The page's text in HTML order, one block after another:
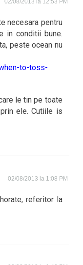
02/08/2013 la 12:53 PM
necesara pentru
in conditii bune.
peste ocean nu
to-toss-
le tin pe toate
ele. Cutiile is
02/08/2013 la 1:08 PM
referitor la